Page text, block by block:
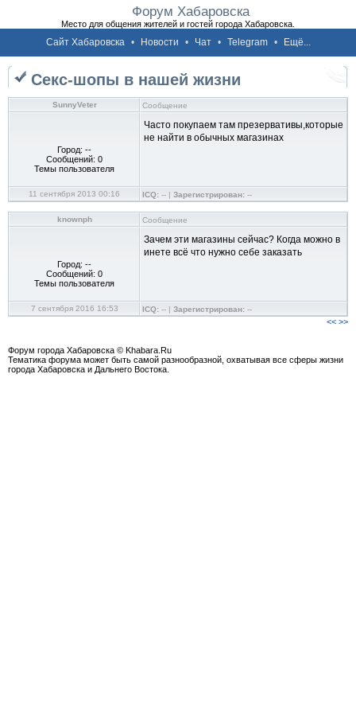
Форум Хабаровска
Место для общения жителей и гостей города Хабаровска.
Сайт Хабаровска • Новости • Чат • Telegram • Ещё...
Секс-шопы в нашей жизни
SunnyVeter Сообщение
Город: --
Сообщений: 0
Темы пользователя
Часто покупаем там презервативы,которые
не найти в обычных магазинах
11 сентября 2013 00:16 ICQ: -- | Зарегистрирован: --
knownph Сообщение
Город: --
Сообщений: 0
Темы пользователя
Зачем эти магазины сейчас? Когда можно в
инете всё что нужно себе заказать
7 сентября 2016 16:53 ICQ: -- | Зарегистрирован: --
<< >>
Форум города Хабаровска © Khabara.Ru
Тематика форума может быть самой разнообразной, охватывая все сферы жизни
города Хабаровска и Дальнего Востока.